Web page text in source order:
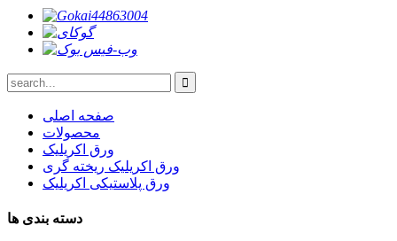
صفحه اصلی
محصولات
ورق اکریلیک
ورق اکریلیک ریخته گری
ورق پلاستیکی اکریلیک
دسته بندی ها